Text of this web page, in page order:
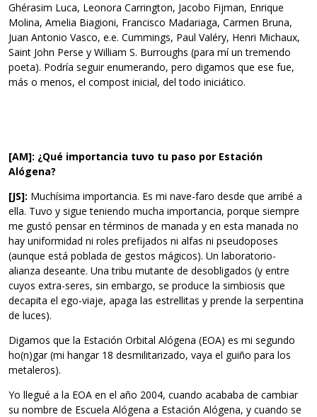
Ghérasim Luca, Leonora Carrington, Jacobo Fijman, Enrique
Molina, Amelia Biagioni, Francisco Madariaga, Carmen Bruna,
Juan Antonio Vasco, e.e. Cummings, Paul Valéry, Henri Michaux,
Saint John Perse y William S. Burroughs (para mí un tremendo
poeta). Podría seguir enumerando, pero digamos que ese fue,
más o menos, el compost inicial, del todo iniciático.
[AM]: ¿Qué importancia tuvo tu paso por Estación
Alógena?
[JS]: Muchísima importancia. Es mi nave-faro desde que arribé a
ella. Tuvo y sigue teniendo mucha importancia, porque siempre
me gustó pensar en términos de manada y en esta manada no
hay uniformidad ni roles prefijados ni alfas ni pseudoposes
(aunque está poblada de gestos mágicos). Un laboratorio-
alianza deseante. Una tribu mutante de desobligados (y entre
cuyos extra-seres, sin embargo, se produce la simbiosis que
decapita el ego-viaje, apaga las estrellitas y prende la serpentina
de luces).
Digamos que la Estación Orbital Alógena (EOA) es mi segundo
ho(n)gar (mi hangar 18 desmilitarizado, vaya el guiño para los
metaleros).
Yo llegué a la EOA en el año 2004, cuando acababa de cambiar
su nombre de Escuela Alógena a Estación Alógena, y cuando se